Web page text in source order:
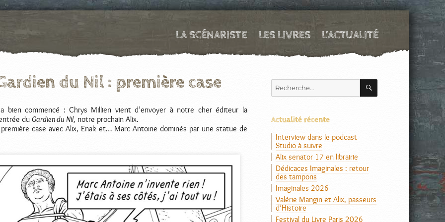
LA SCÉNARISTE LES LIVRES L’ACTUALITÉ
du Nil : première case
bien commencé : Chrys Millien vient d’envoyer à notre cher éditeur la
duGardien du Nil, notre prochain Alix.
case avec Alix, Enak et… Marc Antoine dominés par une statue de
Recherche
pour :
RECHERCHE
Actualité récente
Interview dans le podcast
Studio à suivre
Alix senator 17 en librairie
Dédicaces Imaginales : retour
des tampons
Imaginales 2026
Valérie Mangin et Alix, passeurs
d’Histoire
Festival du Livre Paris 2026